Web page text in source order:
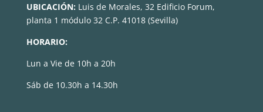
UBICACIÓN: Luis de Morales, 32 Edificio Forum,
planta 1 módulo 32 C.P. 41018 (Sevilla)
HORARIO:
Lun a Vie de 10h a 20h
Sáb de 10.30h a 14.30h